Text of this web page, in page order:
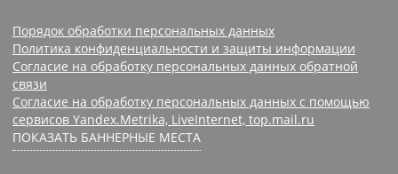
Порядок обработки персональных данных
Политика конфиденциальности и защиты информации
Согласие на обработку персональных данных обратной
связи
Согласие на обработку персональных данных с помощью
сервисов Yandex.Metrika, LiveInternet, top.mail.ru
ПОКАЗАТЬ БАННЕРНЫЕ МЕСТА